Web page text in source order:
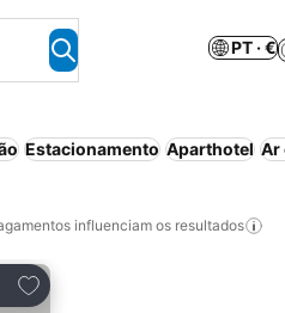
PT · €
Estacionamento Aparthotel Ar
influenciam os resultados
Adicionar aos favoritos